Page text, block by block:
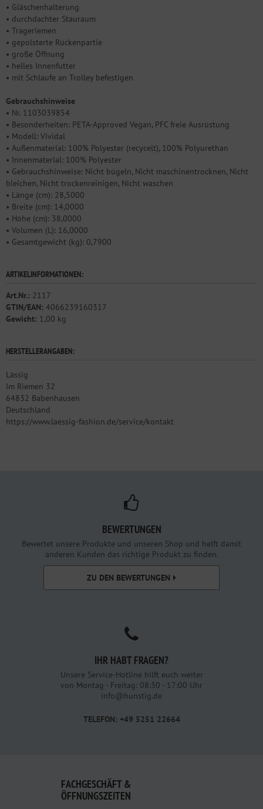
• Gläschenhalterung
• durchdachter Stauraum
• Trageriemen
• gepolsterte Rückenpartie
• große Öffnung
• helles Innenfutter
• mit Schlaufe an Trolley befestigen
Gebrauchshinweise
• Nr. 1103039854
• Besonderheiten: PETA-Approved Vegan, PFC freie Ausrüstung
• Modell: Vividal
• Außenmaterial: 100% Polyester (recycelt), 100% Polyurethan
• Innenmaterial: 100% Polyester
• Gebrauchshinweise: Nicht bügeln, Nicht maschinentrocknen, Nicht
bleichen, Nicht trockenreinigen, Nicht waschen
• Länge (cm): 28,5000
• Breite (cm): 14,0000
• Höhe (cm): 38,0000
• Volumen (L): 16,0000
• Gesamtgewicht (kg): 0,7900
ARTIKELINFORMATIONEN:
Art.Nr.: 2117
GTIN/EAN: 4066239160317
Gewicht: 1,00 kg
HERSTELLERANGABEN:
Lässig
Im Riemen 32
64832 Babenhausen
Deutschland
https://www.laessig-fashion.de/service/kontakt
BEWERTUNGEN
Bewertet unsere Produkte und unseren Shop und helft damit
anderen Kunden das richtige Produkt zu finden.
ZU DEN BEWERTUNGEN
IHR HABT FRAGEN?
Unsere Service-Hotline hilft euch weiter
von Montag - Freitag: 08:30 - 17:00 Uhr
info@hunstig.de
TELEFON: +49 5251 22664
FACHGESCHÄFT &
ÖFFNUNGSZEITEN